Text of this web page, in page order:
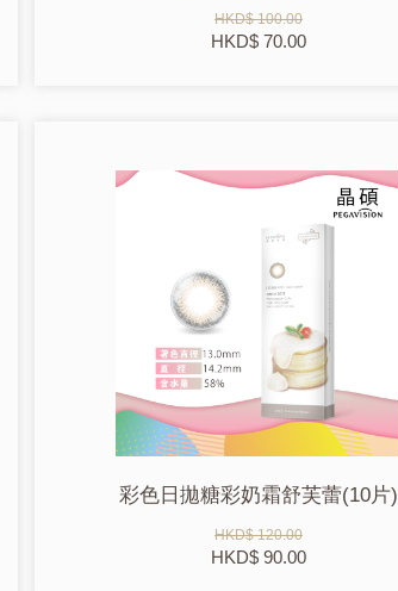
HKD$ 100.00
HKD$ 70.00
彩色日拋糖彩奶霜舒芙蕾(10片)
HKD$ 120.00
HKD$ 90.00